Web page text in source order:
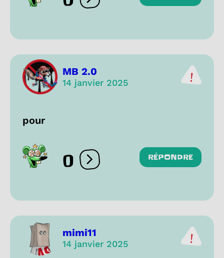
Ouvrir les réactions
MB 2.0
14 janvier 2025
pour
0 Ouvrir les réactions
RÉPONDRE
mimi11
14 janvier 2025